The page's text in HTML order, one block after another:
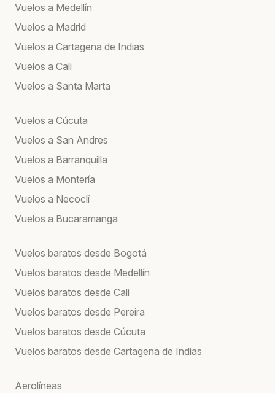
Vuelos a Medellín
Vuelos a Madrid
Vuelos a Cartagena de Indias
Vuelos a Cali
Vuelos a Santa Marta
Vuelos a Cúcuta
Vuelos a San Andres
Vuelos a Barranquilla
Vuelos a Montería
Vuelos a Necoclí
Vuelos a Bucaramanga
Vuelos baratos desde Bogotá
Vuelos baratos desde Medellín
Vuelos baratos desde Cali
Vuelos baratos desde Pereira
Vuelos baratos desde Cúcuta
Vuelos baratos desde Cartagena de Indias
Aerolíneas